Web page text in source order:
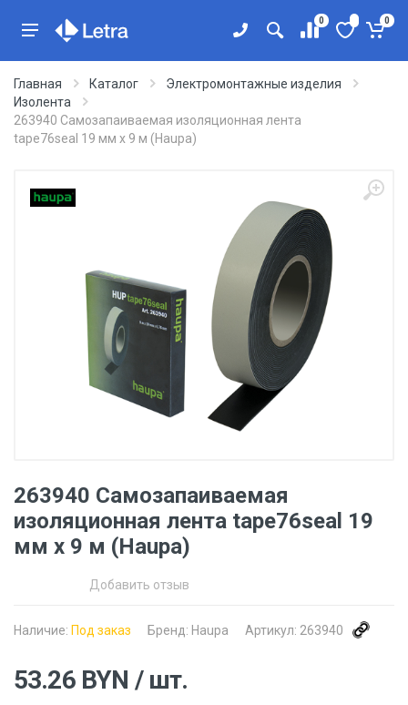
0 0
Главная Каталог
Электромонтажные изделия
Изолента
263940 Самозапаиваемая изоляционная лента
tape76seal 19 мм x 9 м (Haupa)
263940 Самозапаиваемая
изоляционная лента tape76seal 19
мм x 9 м (Haupa)
Добавить отзыв
Наличие: Под заказ Бренд: Haupa Артикул: 263940
53.26 BYN / шт.